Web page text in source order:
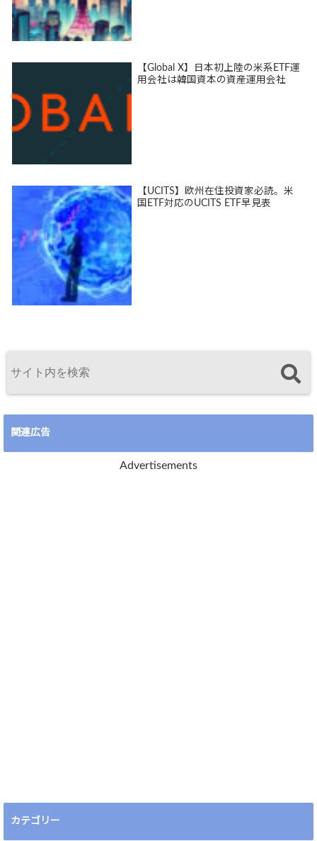
【Global X】日本初上陸の米系ETF運
用会社は韓国資本の資産運用会社
【UCITS】欧州在住投資家必読。米
国ETF対応のUCITS ETF早見表
関連広告
Advertisements
カテゴリー